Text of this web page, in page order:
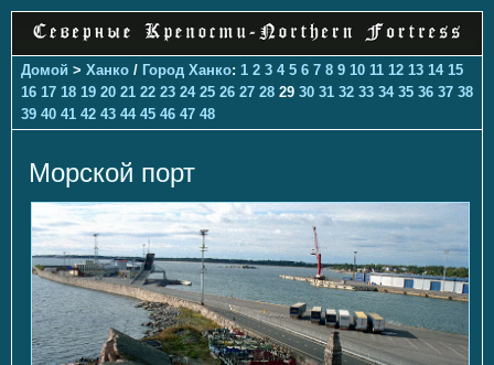
Домой > Ханко / Город Ханко: 1 2 3 4 5 6 7 8 9 10 11 12 13 14 15
16 17 18 19 20 21 22 23 24 25 26 27 28 29 30 31 32 33 34 35 36 37 38
39 40 41 42 43 44 45 46 47 48
Морской порт